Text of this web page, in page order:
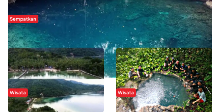
Sempatkan
Danau Rebi-Rebi, Pesona Alam Tersembunyi di Morowali
Wisata
Menikmati Suasana Keindahan
Wisata
Sering Menjadi Tempat Refreshing